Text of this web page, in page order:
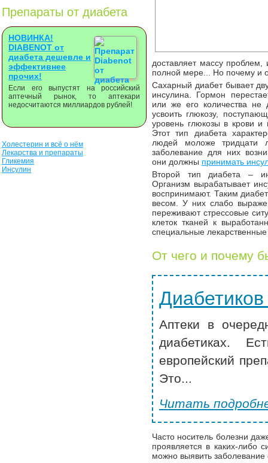
Препараты от диабета
НОВИНКА!
DIABENOT от
диабета дешевле и
эффективнее
прочих!
Если его выпустят на российский
аптечный рынок, то аптекари
недосчитаются миллиардов рублей!
Холестерин и всё о нём
Лекарства и препараты
Гликемия
Инсулин
доставляет массу
полной мере... Но почему и
Сахарный диабет бывает
инсулина. Гормон
или же его количества не
усвоить глюкозу,
уровень глюкозы в крови
Этот тип диабета
людей моложе
заболевание для них
они должны принимать
Второй тип диабета –
Организм вырабатывает
воспринимают. Таким
весом. У них слабо
переживают стрессовые
клеток тканей к
специальные
От чего и почему
Аптеки в
диабетиках.
европейский
Это...
Читать
Часто носитель болезни
проявляется в каких-либо
можно выявить заболевание